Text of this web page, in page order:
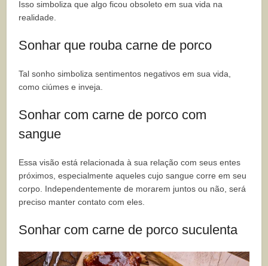
Isso simboliza que algo ficou obsoleto em sua vida na
realidade.
Sonhar que rouba carne de porco
Tal sonho simboliza sentimentos negativos em sua vida,
como ciúmes e inveja.
Sonhar com carne de porco com
sangue
Essa visão está relacionada à sua relação com seus entes
próximos, especialmente aqueles cujo sangue corre em seu
corpo. Independentemente de morarem juntos ou não, será
preciso manter contato com eles.
Sonhar com carne de porco suculenta